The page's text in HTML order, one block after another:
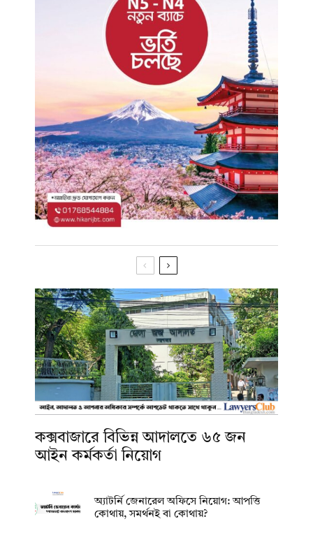
কক্সবাজারে বিভিন্ন আদালতে ৬৫ জন
আইন কর্মকর্তা নিয়োগ
অ্যাটর্নি জেনারেল অফিসে নিয়োগ: আপত্তি
কোথায়, সমর্থনই বা কোথায়?